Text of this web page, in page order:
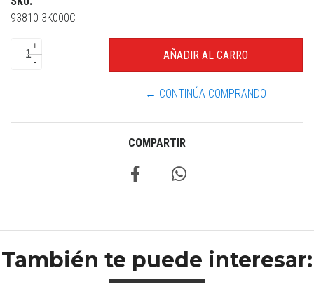
93810-3K000C
+
-
← CONTINÚA COMPRANDO
COMPARTIR
También te puede interesar: